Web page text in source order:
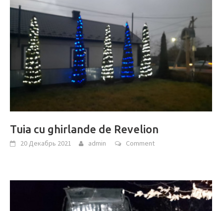
Tuia cu ghirlande de Revelion
20 Декабрь 2021 admin Comment